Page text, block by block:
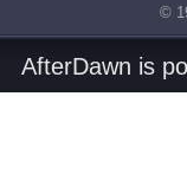
©
AfterDawn is